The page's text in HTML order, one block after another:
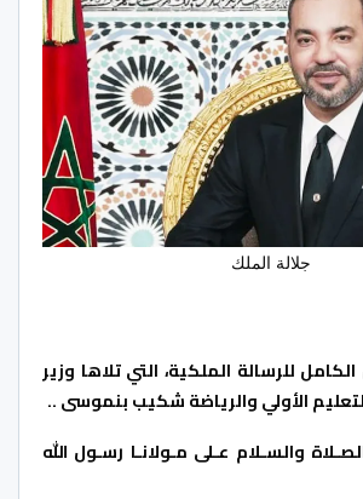
جلالة الملك
للرسالة الملكية، التي تلاها وزير
الأولي والرياضة شكيب بنموسى ..
والسـلام عـلى مـولانـا رسـول الله